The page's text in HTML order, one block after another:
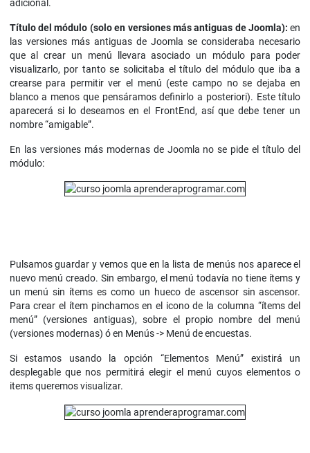
adicional.
Título del módulo (solo en versiones más antiguas de Joomla): en
las versiones más antiguas de Joomla se consideraba necesario
que al crear un menú llevara asociado un módulo para poder
visualizarlo, por tanto se solicitaba el título del módulo que iba a
crearse para permitir ver el menú (este campo no se dejaba en
blanco a menos que pensáramos definirlo a posteriori). Este título
aparecerá si lo deseamos en el FrontEnd, así que debe tener un
nombre “amigable”.
En las versiones más modernas de Joomla no se pide el título del
módulo:
Pulsamos guardar y vemos que en la lista de menús nos aparece el
nuevo menú creado. Sin embargo, el menú todavía no tiene ítems y
un menú sin ítems es como un hueco de ascensor sin ascensor.
Para crear el ítem pinchamos en el icono de la columna “ítems del
menú” (versiones antiguas), sobre el propio nombre del menú
(versiones modernas) ó en Menús -> Menú de encuestas.
Si estamos usando la opción “Elementos Menú” existirá un
desplegable que nos permitirá elegir el menú cuyos elementos o
items queremos visualizar.